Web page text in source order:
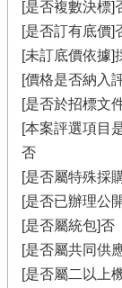
[是否複數決標]
[是否訂有底價]
[未訂底價依據]
[價格是否納入
[是否於招標文
[本案評選項目
否
[是否屬特殊採
[是否已辦理公
[是否屬統包]否
[是否屬共同供
[是否屬二以上